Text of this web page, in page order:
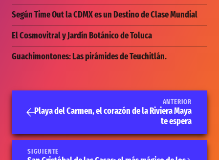
Según Time Out la CDMX es un Destino de Clase Mundial
El Cosmovitral y Jardín Botánico de Toluca
Guachimontones: Las pirámides de Teuchitlán.
ANTERIOR
Playa del Carmen, el corazón de la Riviera Maya
te espera
SIGUIENTE